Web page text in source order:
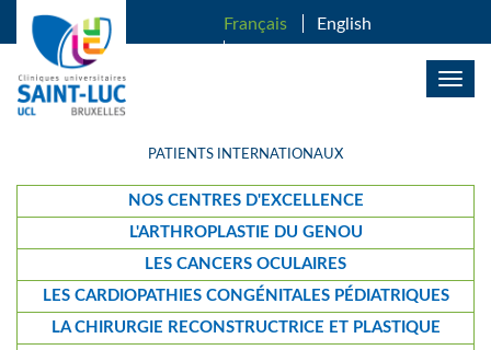
Français
English
PATIENTS INTERNATIONAUX
NOS CENTRES D'EXCELLENCE
L'ARTHROPLASTIE DU GENOU
LES CANCERS OCULAIRES
LES CARDIOPATHIES CONGÉNITALES PÉDIATRIQUES
LA CHIRURGIE RECONSTRUCTRICE ET PLASTIQUE